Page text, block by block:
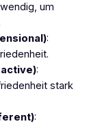
um
:
:
stark
: